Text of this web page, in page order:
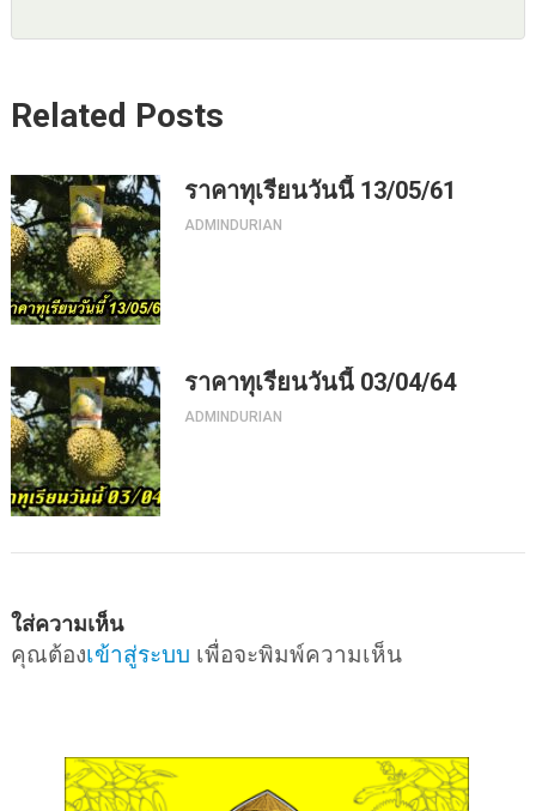
Related Posts
ราคาทุเรียนวันนี้ 13/05/61
ADMINDURIAN
ราคาทุเรียนวันนี้ 03/04/64
ADMINDURIAN
ใส่ความเห็น
คุณต้องเข้าสู่ระบบ เพื่อจะพิมพ์ความเห็น